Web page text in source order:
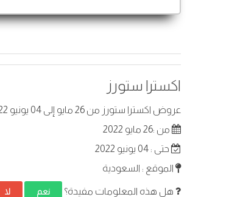
اكسترا ستورز
عروض اكسترا ستورز من 26 مايو إلى 04 يونيو 2022 في السعودية. أفضل العروض على عناصر مختارة.
من :26 مايو 2022
حتى : 04 يونيو 2022
الموقع : السعودية
هل هذه المعلومات مفيدة؟ نعم لا